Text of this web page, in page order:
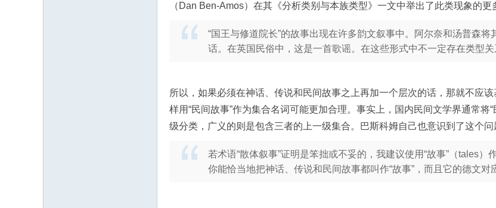
（Dan Ben-Amos）在其《分析类别与本族类型》一文中举出了此类现象的更
“国王与修道院长”的故事出现在许多韵文叙事中。阿尔奈和汤普森
话。在英国民俗中，这是一首歌谣。在这些形式中不一定存在类型关
所以，如果必须在神话、传说和民间故事之上再加一个层次的话，那就不应
样用“民间故事”作为集合名词可能更加合理。事实上，国内民间文学界通常
级分类，广义的则是包含三者的上一级集合。巴斯科姆自己也意识到了这个问
若术语“散体叙事”证明是笨拙或不妥的，我建议使用“故事”（tales
你能恰当地把神话、传说和民间故事都叫作“故事”，而且它的德文对